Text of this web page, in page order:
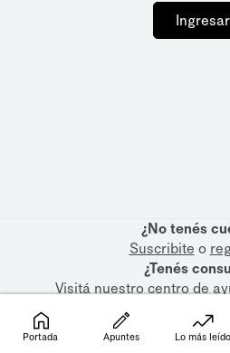
Ingresar
¿No tenés
Suscribite o
¿Tenés
Visitá nuestrocentro de
Portada Apuntes Lo más leído